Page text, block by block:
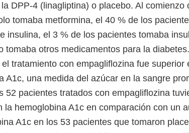
DPP-4 (linagliptina) o placebo. Al comienzo
tomaba metformina, el 40 % de los
insulina, el 3 % de los pacientes tomaba
tomaba otros medicamentos para la
tratamiento con empagliflozina fue superior
A1c, una medida del azúcar en la sangre
52 pacientes tratados con empagliflozina
la hemoglobina A1c en comparación con un
A1c en los 53 pacientes que tomaron